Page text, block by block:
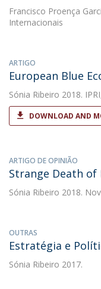
Francisco Proença
Internacionais
ARTIGO
European Blue
Sónia Ribeiro 2018.
DOWNLOAD AND
ARTIGO DE OPINIÃO
Strange Death of
Sónia Ribeiro 2018.
OUTRAS
Estratégia e
Sónia Ribeiro 2017.